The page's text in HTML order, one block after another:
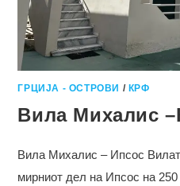
ГРЦИЈА - ОСТРОВИ / КРФ
Вила Михалис
Вила Михалис – Ипсос
мирниот дел на Ипсос на